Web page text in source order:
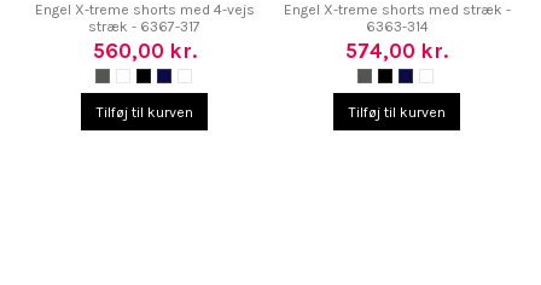
Engel X-treme shorts med 4-vejs
stræk - 6367-317
560,00 kr.
Tilføj til kurven
Engel X-treme shorts med stræk -
6363-314
574,00 kr.
Tilføj til kurven